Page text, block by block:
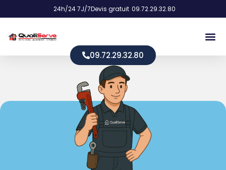
24h/24 7J/7Devis gratuit 09.72.29.32.80
09.72.29.32.80